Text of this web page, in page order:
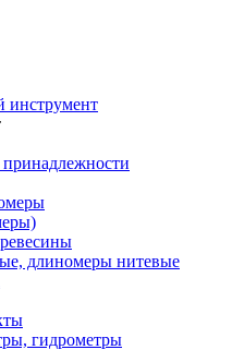
инструмент
длиномеры нитевые
гидрометры